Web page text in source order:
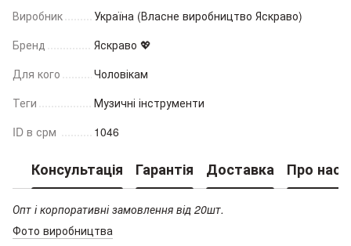
Виробник
Україна (Власне виробництво Яскраво)
Бренд
Яскраво 💖
Для кого
Чоловікам
Теги
Музичні інструменти
ID в срм
1046
Консультація Гарантія Доставка Про нас
Опт і корпоративні замовлення від 20шт.
Фото виробництва